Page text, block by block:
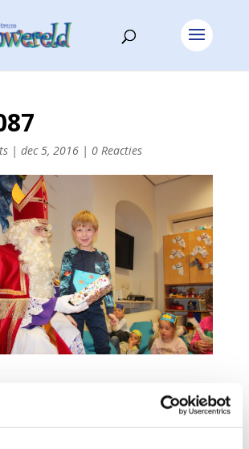
| dec 5, 2016| 0 Reacties